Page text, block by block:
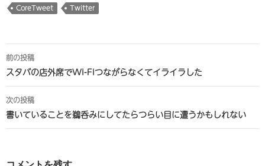
CoreTweet Twitter
投
稿
ナ
ビ
ゲ
ー
前の投稿
スタバの店外席でWi-Fiつながらなくてイライラした
次の投稿
書いていることを鵜呑みにしてたらつらい目に遭うかもしれない